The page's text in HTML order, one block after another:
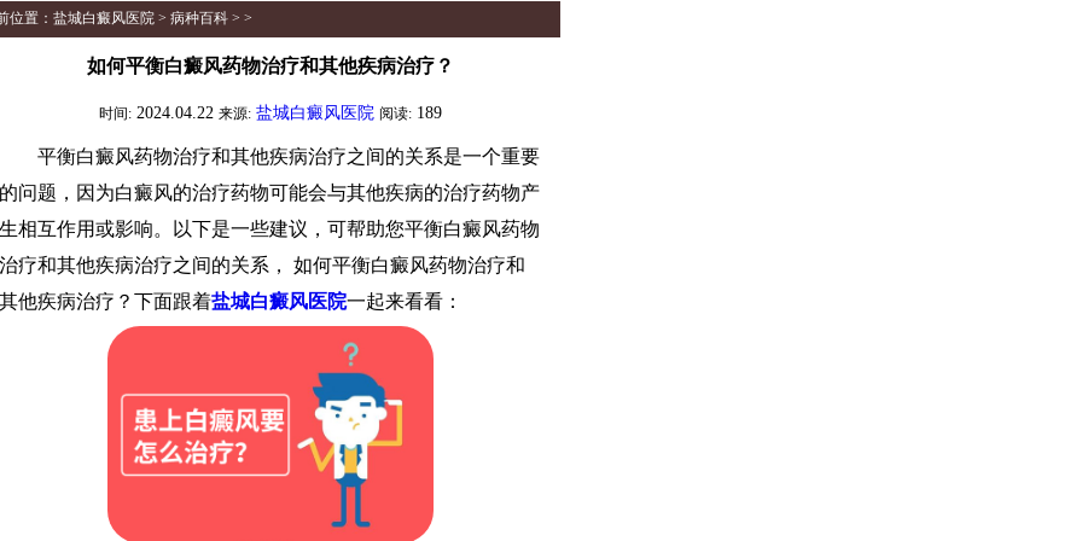
位置： 盐城白癜风医院 > 病种百科 > >
如何平衡白癜风药物治疗和其他疾病治疗？
时间: 2024.04.22 来源: 盐城白癜风医院 阅读: 189
平衡白癜风药物治疗和其他疾病治疗之间的关系是一个重要
的问题，因为白癜风的治疗药物可能会与其他疾病的治疗药物产
生相互作用或影响。以下是一些建议，可帮助您平衡白癜风药物
治疗和其他疾病治疗之间的关系， 如何平衡白癜风药物治疗和
其他疾病治疗？下面跟着盐城白癜风医院一起来看看：